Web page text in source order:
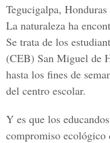
Tegucigalpa, Honduras
La naturaleza ha
Se trata de los
(CEB) San Miguel de
hasta los fines de
del centro escolar.
Y es que los
compromiso ecológico